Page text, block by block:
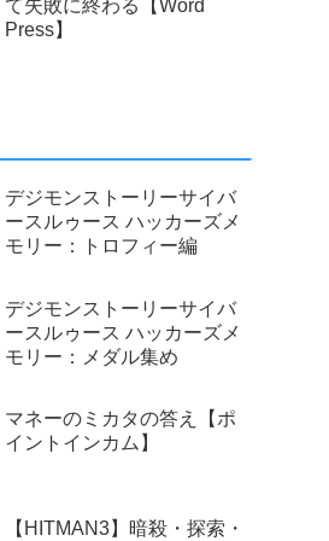
て失敗に終わる【Word
Press】
デジモンストーリーサイバ
ースルゥース ハッカーズメ
モリー：トロフィー編
デジモンストーリーサイバ
ースルゥース ハッカーズメ
モリー：メダル集め
マネーのミカタの答え【ポ
イントインカム】
【HITMAN3】暗殺・探索・